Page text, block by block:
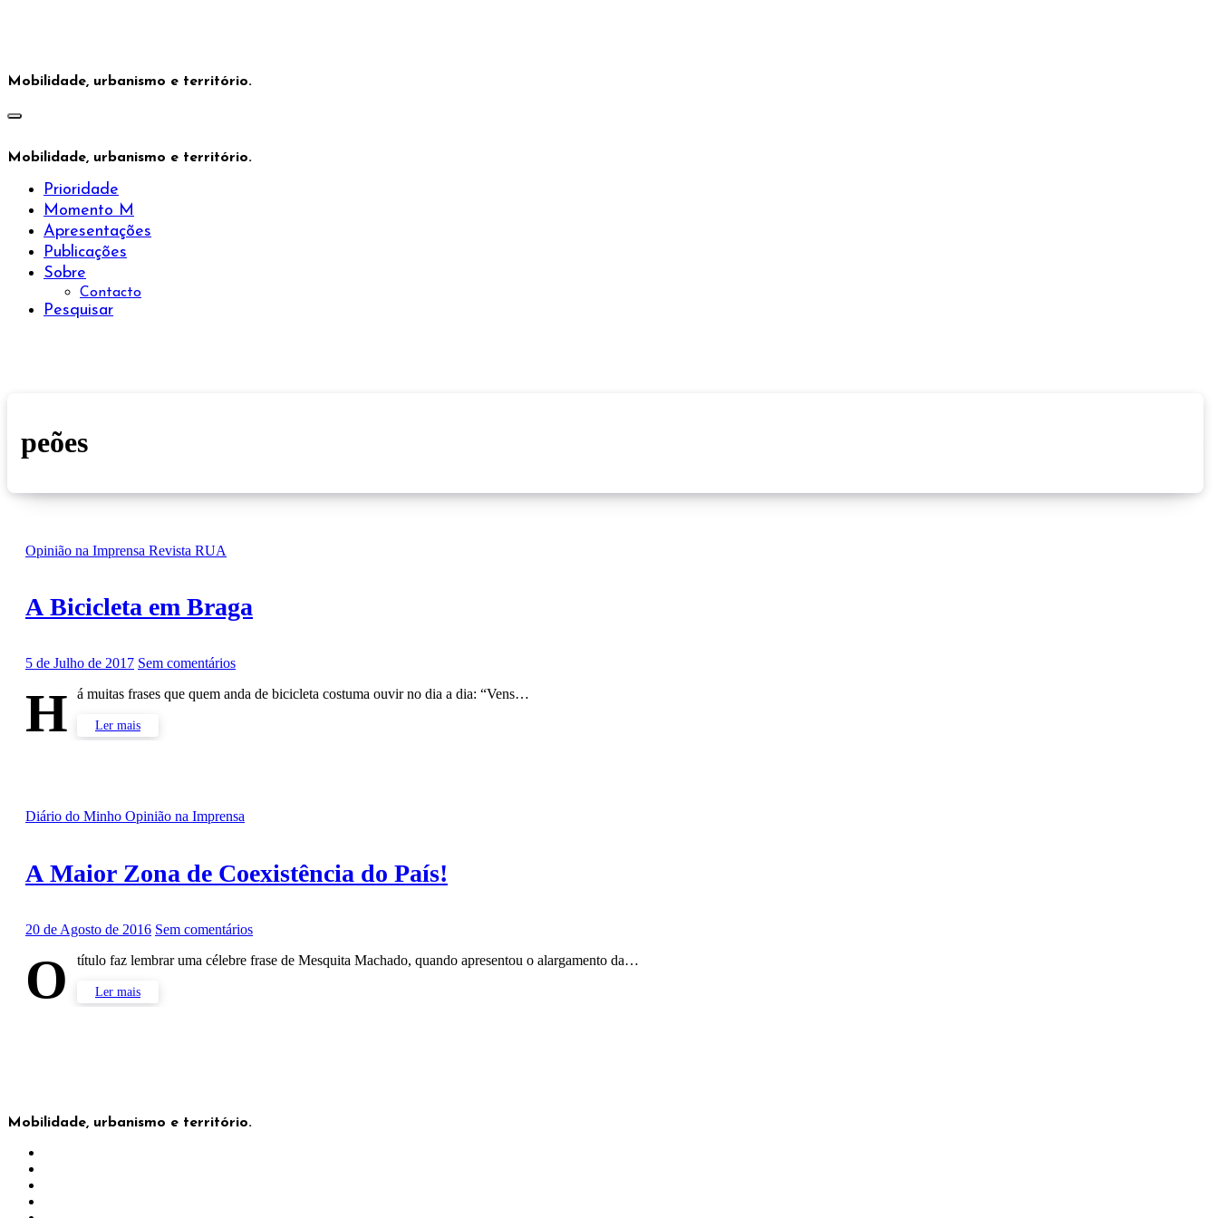
Mobilidade, urbanismo e território.
Mobilidade, urbanismo e território.
Prioridade
Momento M
Apresentações
Publicações
Sobre
Contacto
Pesquisar
peões
Opinião na Imprensa Revista RUA
A Bicicleta em Braga
5 de Julho de 2017 Sem comentários
H á muitas frases que quem anda de bicicleta costuma ouvir no dia a dia: “Vens…
Ler mais
Diário do Minho Opinião na Imprensa
A Maior Zona de Coexistência do País!
20 de Agosto de 2016 Sem comentários
O título faz lembrar uma célebre frase de Mesquita Machado, quando apresentou o alargamento da…
Ler mais
Mobilidade, urbanismo e território.